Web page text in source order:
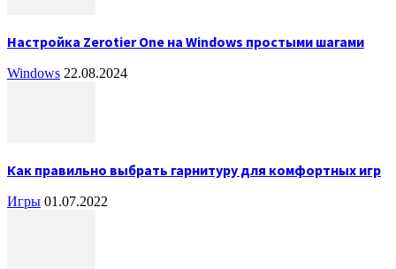
Настройка Zerotier One на Windows простыми шагами
Windows 22.08.2024
Как правильно выбрать гарнитуру для комфортных игр
Игры 01.07.2022